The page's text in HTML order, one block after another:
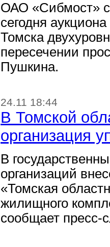
ОАО «Сибмост»
сегодня
Томска
пересечении
Пушкина.
24.11 18:44
В Томской
организация
В
организаций
«Томская
жилищного
сообщает пресс-